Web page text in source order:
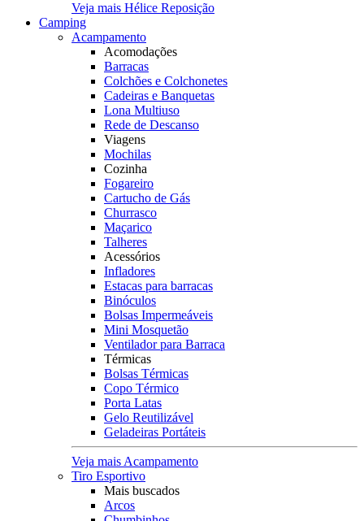
Veja mais Hélice Reposição
Camping
Acampamento
Acomodações
Barracas
Colchões e Colchonetes
Cadeiras e Banquetas
Lona Multiuso
Rede de Descanso
Viagens
Mochilas
Cozinha
Fogareiro
Cartucho de Gás
Churrasco
Maçarico
Talheres
Acessórios
Infladores
Estacas para barracas
Binóculos
Bolsas Impermeáveis
Mini Mosquetão
Ventilador para Barraca
Térmicas
Bolsas Térmicas
Copo Térmico
Porta Latas
Gelo Reutilizável
Geladeiras Portáteis
Veja mais Acampamento
Tiro Esportivo
Mais buscados
Arcos